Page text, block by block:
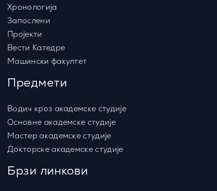
Хронологија
Запослени
Пројекти
Вести Катедре
Машински факултет
Предмети
Водич кроз академске студије
Основне академске студије
Мастер академске студије
Докторске академске студије
Брзи линкови